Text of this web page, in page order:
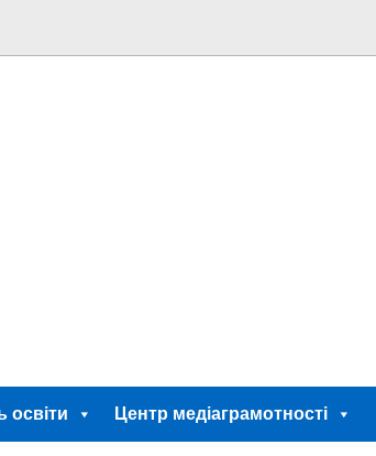
освіти Центр медіаграмотності